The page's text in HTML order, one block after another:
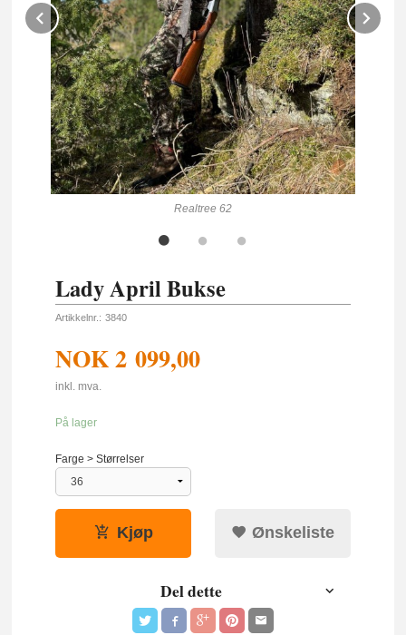
Realtree 62
Prev
Lady April Bukse
Artikkelnr.: 3840
NOK2 099,00
inkl. mva.
På lager
Farge > Størrelser
Kjøp Ønskeliste
Del dette